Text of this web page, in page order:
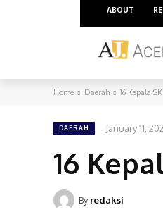
ABOUT
Home Daerah 16 Kepala
DAERAH January 11,
16
By redaksi